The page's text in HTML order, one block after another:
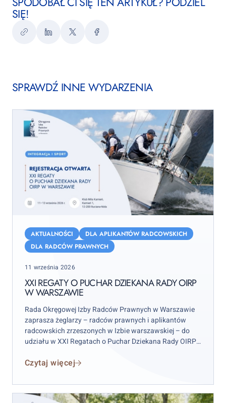
SIĘ!
KopiujLinkedInTwitterFacebook
SPRAWDŹ INNE WYDARZENIA
Regaty
Dziekana
Rady
OIRP
Warszawie
AKTUALNOŚCI
DLA APLIKANTÓW RADCOWSKICH
DLA RADCÓW PRAWNYCH
Posted
11 września 2026
XXI REGATY O PUCHAR DZIEKANA RADY OIRP
W WARSZAWIE
Rada Okręgowej Izby Radców Prawnych w Warszawie
zaprasza żeglarzy – radców prawnych i aplikantów
radcowskich zrzeszonych w Izbie warszawskiej – do
udziału w XXI Regatach o Puchar Dziekana Rady OIRP
września 2026 r. (sobota–niedziela), przy czym
Czytaj więcej